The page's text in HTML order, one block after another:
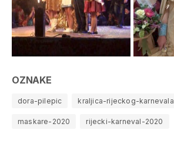
OZNAKE
dora-pilepic kraljica-rijeckog-karnevala
maskare-2020 rijecki-karneval-2020